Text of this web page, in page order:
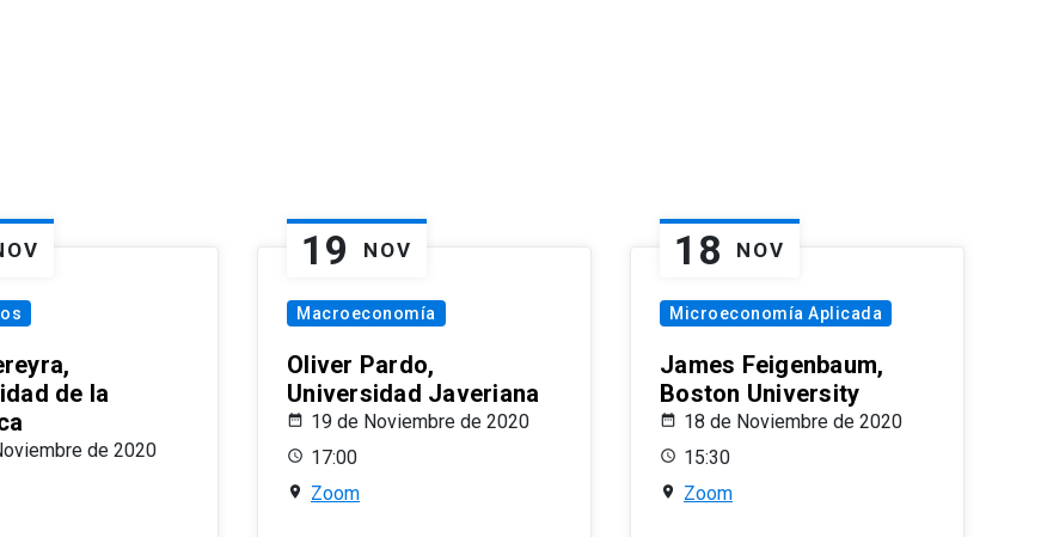
de la
de 2020
19 NOV
Macroeconomía
Oliver Pardo,
Universidad Javeriana
19 de Noviembre de 2020
17:00
Zoom
18 NOV
Microeconomía Aplicada
James Feigenbaum,
Boston University
18 de Noviembre de 2020
15:30
Zoom